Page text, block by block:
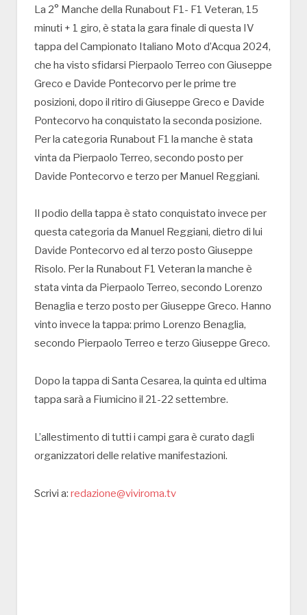
La 2° Manche della Runabout F1- F1 Veteran, 15
minuti + 1 giro, è stata la gara finale di questa IV
tappa del Campionato Italiano Moto d’Acqua 2024,
che ha visto sfidarsi Pierpaolo Terreo con Giuseppe
Greco e Davide Pontecorvo per le prime tre
posizioni, dopo il ritiro di Giuseppe Greco e Davide
Pontecorvo ha conquistato la seconda posizione.
Per la categoria Runabout F1 la manche è stata
vinta da Pierpaolo Terreo, secondo posto per
Davide Pontecorvo e terzo per Manuel Reggiani.
Il podio della tappa è stato conquistato invece per
questa categoria da Manuel Reggiani, dietro di lui
Davide Pontecorvo ed al terzo posto Giuseppe
Risolo. Per la Runabout F1 Veteran la manche è
stata vinta da Pierpaolo Terreo, secondo Lorenzo
Benaglia e terzo posto per Giuseppe Greco. Hanno
vinto invece la tappa: primo Lorenzo Benaglia,
secondo Pierpaolo Terreo e terzo Giuseppe Greco.
Dopo la tappa di Santa Cesarea, la quinta ed ultima
tappa sarà a Fiumicino il 21-22 settembre.
L’allestimento di tutti i campi gara è curato dagli
organizzatori delle relative manifestazioni.
Scrivi a: redazione@viviroma.tv